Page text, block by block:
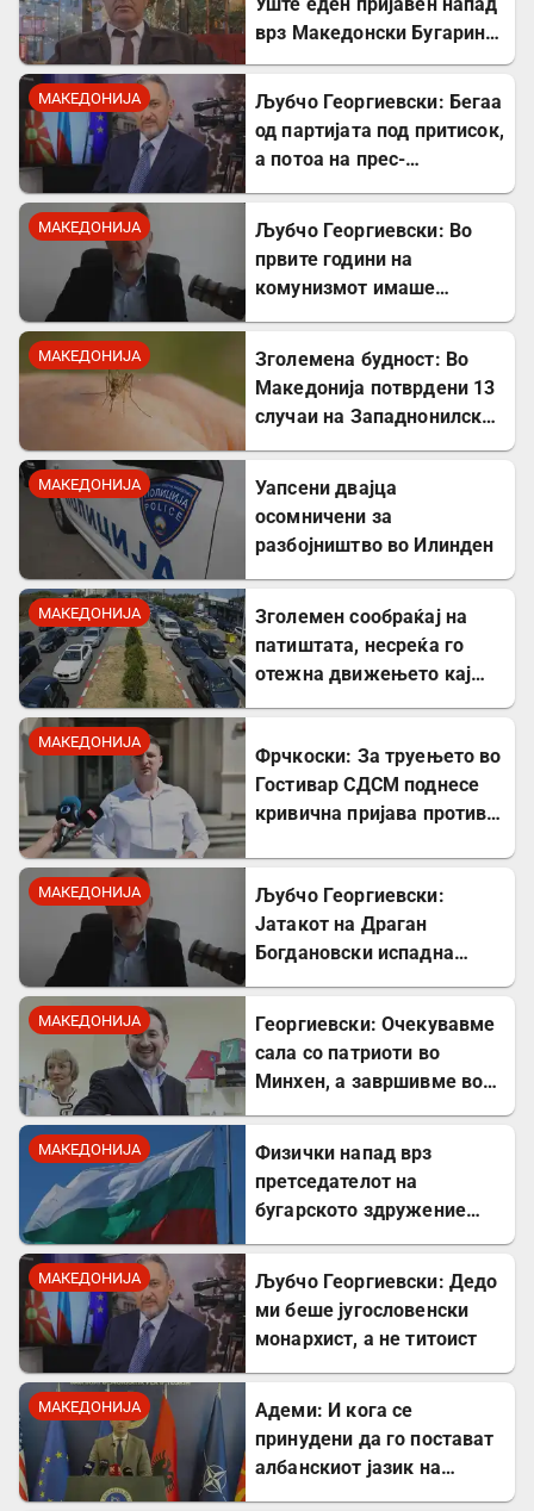
врз Македонски Бугарин
во Вевчани
МАКЕДОНИЈА
Љубчо Георгиевски: Бегаа
од партијата под притисок,
а потоа на прес-
бугарофилија
МАКЕДОНИЈА
Љубчо Георгиевски: Во
првите години на
комунизмот имаше
окупација
МАКЕДОНИЈА
Зголемена будност: Во
Македонија потврдени 13
случаи на Западнонилска
МАКЕДОНИЈА
Уапсени двајца
осомничени за
разбојништво во Илинден
МАКЕДОНИЈА
Зголемен сообраќај на
патиштата, несреќа го
отежна движењето кај
МАКЕДОНИЈА
Фрчкоски: За труењето во
Гостивар СДСМ поднесе
кривична пријава против
МАКЕДОНИЈА
Љубчо Георгиевски:
Јатакот на Драган
Богдановски испадна
МАКЕДОНИЈА
Георгиевски: Очекувавме
сала со патриоти во
Минхен, а завршивме во
застане на чело на ВМРО.
МАКЕДОНИЈА
Физички напад врз
претседателот на
бугарското здружение
двегодишен внук
МАКЕДОНИЈА
Љубчо Георгиевски: Дедо
ми беше југословенски
монархист, а не титоист
МАКЕДОНИЈА
Адеми: И кога се
принудени да го постават
албанскиот јазик на